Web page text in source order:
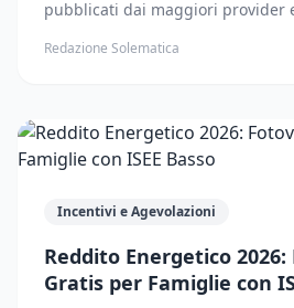
pubblicati dai maggiori provider
Redazione Solematica
Incentivi e Agevolazioni
Reddito Energetico
Gratis per Famiglie con